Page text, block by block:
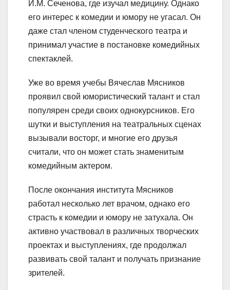
И.М. Сеченова, где изучал медицину. Однако
его интерес к комедии и юмору не угасал. Он
даже стал членом студенческого театра и
принимал участие в постановке комедийных
спектаклей.
Уже во время учебы Вячеслав Мясников
проявил свой юмористический талант и стал
популярен среди своих однокурсников. Его
шутки и выступления на театральных сценах
вызывали восторг, и многие его друзья
считали, что он может стать знаменитым
комедийным актером.
После окончания института Мясников
работал несколько лет врачом, однако его
страсть к комедии и юмору не затухала. Он
активно участвовал в различных творческих
проектах и выступлениях, где продолжал
развивать свой талант и получать признание
зрителей.